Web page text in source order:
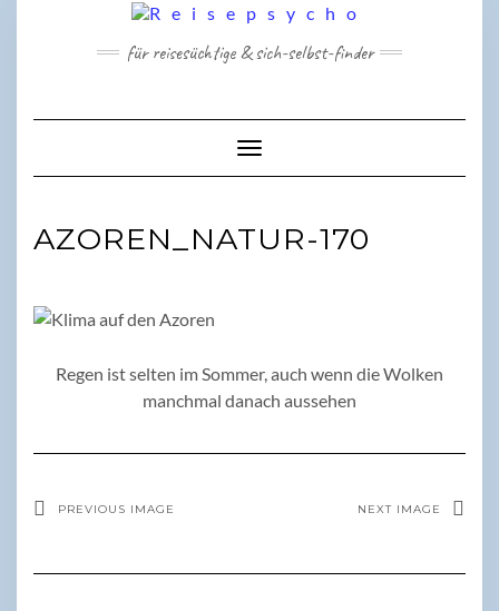
für reisesüchtige & sich-selbst-finder
Toggle Navigation
AZOREN_NATUR-170
Regen ist selten im Sommer, auch wenn die Wolken
manchmal danach aussehen
PREVIOUS IMAGE NEXT IMAGE